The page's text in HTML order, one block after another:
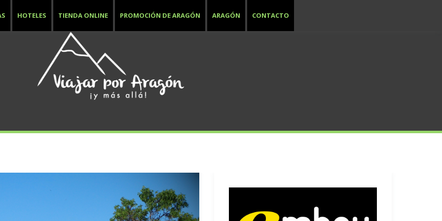
HOTELES TIENDA ONLINE PROMOCIÓN DE ARAGÓN ARAGÓN CONTACTO